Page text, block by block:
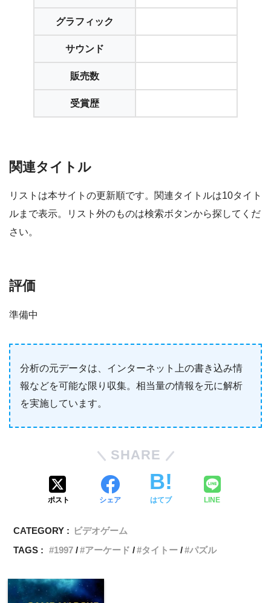
グラフィック
サウンド
販売数
受賞歴
関連タイトル
リストは本サイトの更新順です。関連タイトルは10タイト
ルまで表示。リスト外のものは検索ボタンから探してくだ
さい。
評価
準備中
分析の元データは、インターネット上の書き込み情
報などを可能な限り収集。相当量の情報を元に解析
を実施しています。
SHARE
ポスト シェア はてブ LINE
CATEGORY : ビデオゲーム
TAGS :
1997 アーケード タイトー パズル